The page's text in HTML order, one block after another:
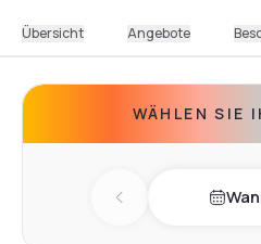
Übersicht Angebote
WÄHLEN SIE
Previous day